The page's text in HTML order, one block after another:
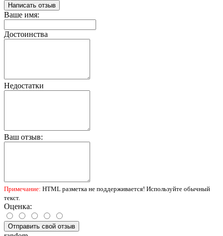
Написать отзыв
Ваше имя:
Достоинства
Недостатки
Ваш отзыв:
Примечание: HTML разметка не поддерживается! Используйте обычный
текст.
Оценка:
Отправить свой отзыв